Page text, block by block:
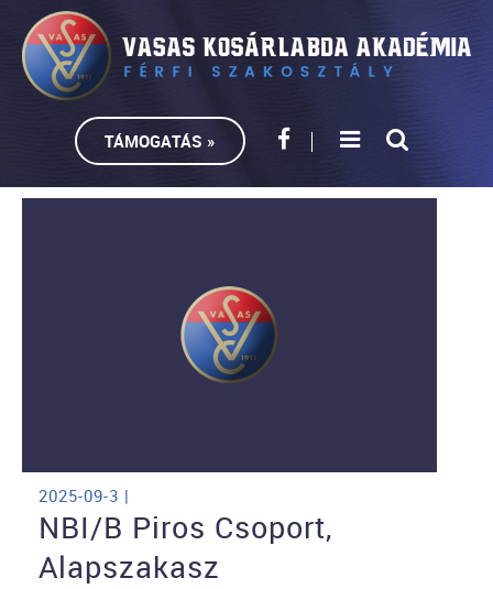
TÁMOGATÁS »
2025-09-3 |
NBI/B Piros Csoport,
Alapszakasz